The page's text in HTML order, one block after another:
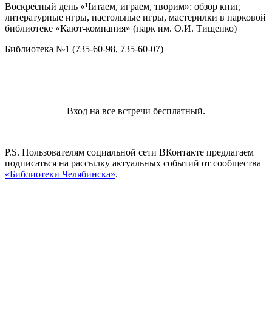
Воскресный день «Читаем, играем, творим»: обзор книг,
литературные игры, настольные игры, мастерилки в парковой
библиотеке «Кают-компания» (парк им. О.И. Тищенко)
Библиотека №1 (735-60-98, 735-60-07)
Вход на все встречи бесплатный.
P.S. Пользователям социальной сети ВКонтакте предлагаем
подписаться на рассылку актуальных событий от сообщества
«Библиотеки Челябинска».